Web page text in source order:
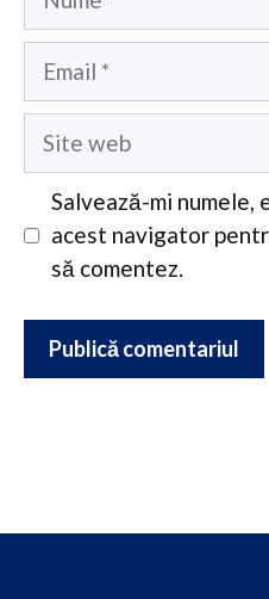
Email
Site
Salvează-mi numele,
acest navigator
să comentez.